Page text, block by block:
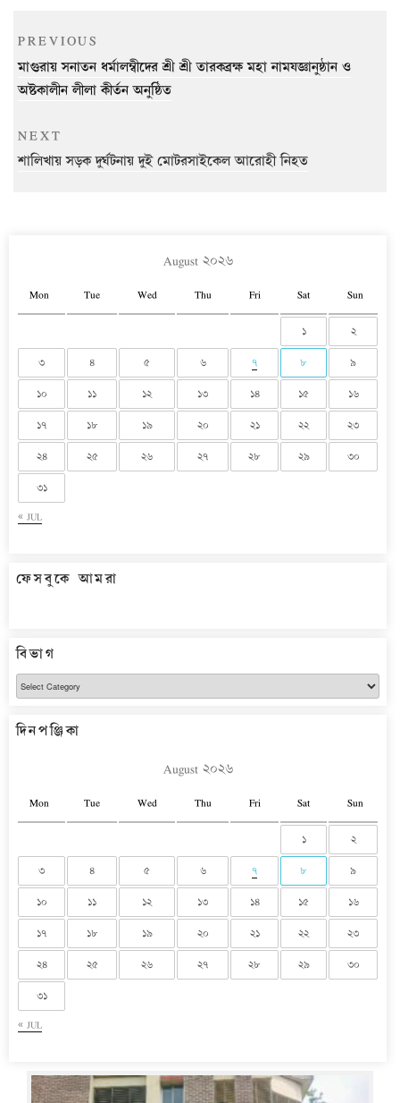
Post
navigation
Previous
Post
PREVIOUS
মাগুরায় সনাতন ধর্মালম্বীদের শ্রী শ্রী তারকব্রক্ষ মহা নামযজ্ঞানুষ্ঠান ও
অষ্টকালীন লীলা কীর্তন অনুষ্ঠিত
Next
Post
NEXT
শালিখায় সড়ক দুর্ঘটনায় দুই মোটরসাইকেল আরোহী নিহত
August ২০২৬
Mon Tue Wed Thu Fri Sat Sun
« JUL
১ ২
৩ ৪ ৫ ৬ ৭ ৮ ৯
১০ ১১ ১২ ১৩ ১৪ ১৫ ১৬
১৭ ১৮ ১৯ ২০ ২১ ২২ ২৩
২৪ ২৫ ২৬ ২৭ ২৮ ২৯ ৩০
৩১
ফেসবুকে আমরা
বিভাগ
বিভাগ
দিনপঞ্জিকা
August ২০২৬
Mon Tue Wed Thu Fri Sat Sun
« JUL
১ ২
৩ ৪ ৫ ৬ ৭ ৮ ৯
১০ ১১ ১২ ১৩ ১৪ ১৫ ১৬
১৭ ১৮ ১৯ ২০ ২১ ২২ ২৩
২৪ ২৫ ২৬ ২৭ ২৮ ২৯ ৩০
৩১